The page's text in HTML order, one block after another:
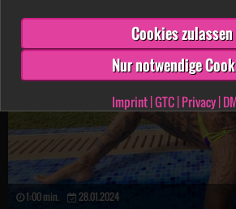
Cookies zulassen
Nur notwendige
Imprint|GTC|Privacy|
1:00 min. 28.01.2024